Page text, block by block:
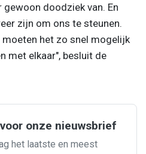
doodziek van. En
zijn om ons te steunen.
moeten het zo snel mogelijk
met elkaar", besluit de
onze nieuwsbrief
het laatste en meest